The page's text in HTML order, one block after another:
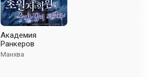
Академия
Ранкеров
Манхва